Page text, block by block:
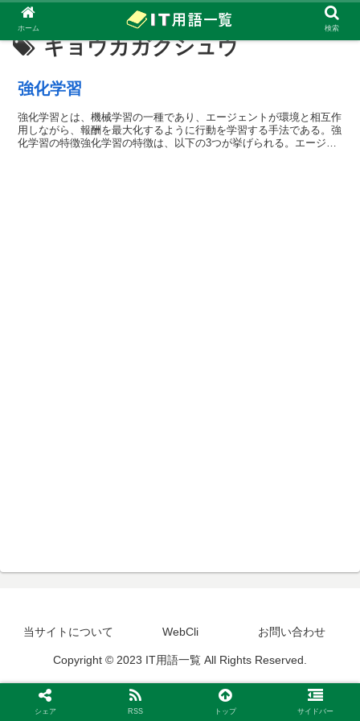
キョウカガクシュウ
強化学習
強化学習とは、機械学習の一種であり、エージェントが環境と相互作
用しながら、報酬を最大化するように行動を学習する手法である。強
化学習の特徴強化学習の特徴は、以下の3つが挙げられる。エージェ
当サイトについて WebCli お問い合わせ
Copyright © 2023 IT用語一覧 All Rights Reserved.
ホーム 検索
シェア RSS トップ サイドバー